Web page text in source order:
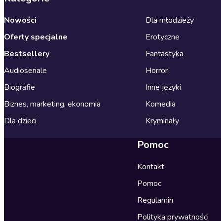
Nowości
Oferty specjalne
Bestsellery
Audioseriale
Biografie
Biznes, marketing, ekonomia
Dla dzieci
Dla młodzieży
Erotyczne
Fantastyka
Horror
Inne języki
Komedia
Kryminały
Pomoc
Kontakt
Pomoc
Regulamin
Polityka prywatności